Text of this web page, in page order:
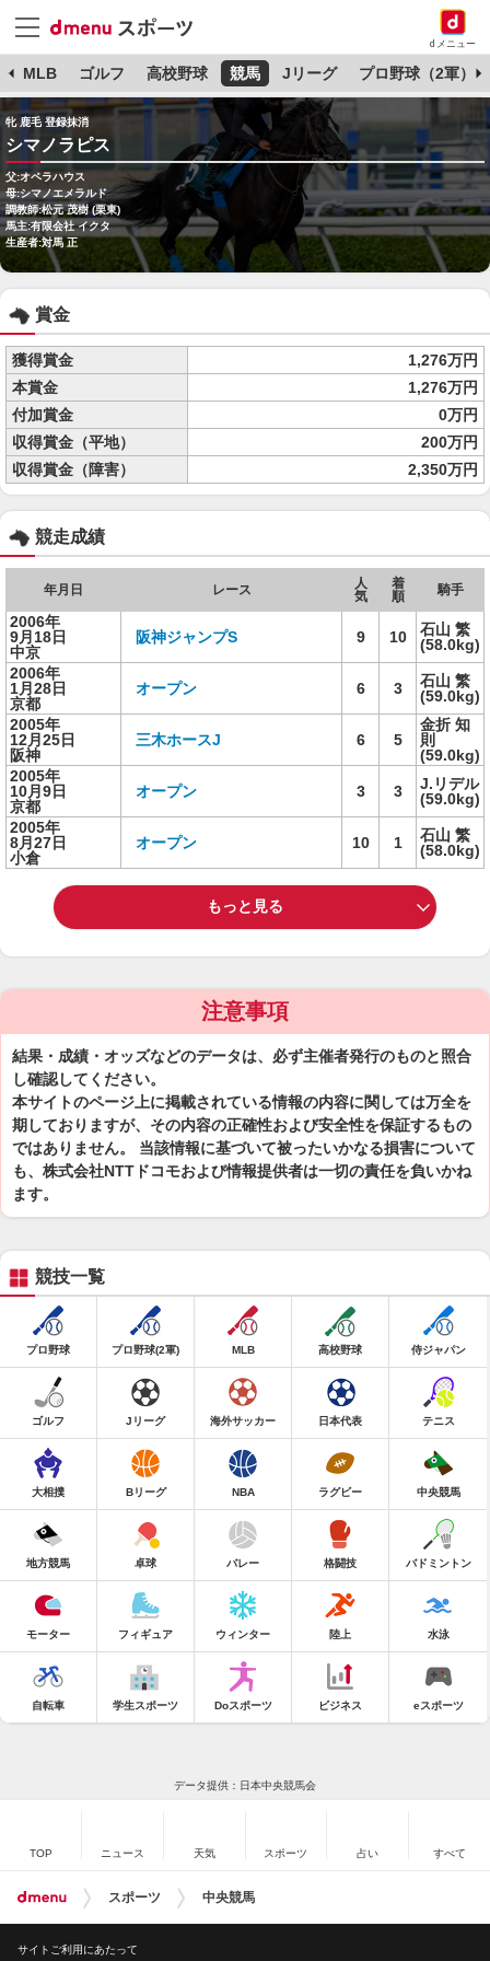
dメニュー
MLB ゴルフ 高校野球 競馬 Jリーグ プロ野球（2軍）
牝 鹿毛 登録抹消
シマノラピス
父:オペラハウス
母:シマノエメラルド
調教師:松元 茂樹 (栗東)
馬主:有限会社 イクタ
生産者:対馬 正
賞金
獲得賞金
1,276万円
本賞金
1,276万円
付加賞金
0万円
収得賞金（平地）
200万円
収得賞金（障害）
2,350万円
競走成績
年月日 レース
人
気
着
順
騎手
2006年
9月18日
中京
阪神ジャンプS 9 10
石山 繁
(58.0kg)
2006年
1月28日
京都
オープン 6 3
石山 繁
(59.0kg)
2005年
12月25日
阪神
三木ホースJ 6 5
金折 知
則
(59.0kg)
2005年
10月9日
京都
オープン 3 3
J.リデル
(59.0kg)
2005年
8月27日
小倉
オープン 10 1
石山 繁
(58.0kg)
もっと見る
注意事項
結果・成績・オッズなどのデータは、必ず主催者発行のものと照合
し確認してください。
本サイトのページ上に掲載されている情報の内容に関しては万全を
期しておりますが、その内容の正確性および安全性を保証するもの
ではありません。 当該情報に基づいて被ったいかなる損害について
も、株式会社NTTドコモおよび情報提供者は一切の責任を負いかね
ます。
競技一覧
プロ野球 プロ野球(2軍) MLB 高校野球 侍ジャパン
ゴルフ Jリーグ 海外サッカー 日本代表 テニス
大相撲 Bリーグ NBA ラグビー 中央競馬
地方競馬 卓球 バレー 格闘技 バドミントン
モーター フィギュア ウィンター 陸上 水泳
自転車 学生スポーツ Doスポーツ ビジネス eスポーツ
データ提供：日本中央競馬会
TOP ニュース 天気 スポーツ 占い すべて
スポーツ 中央競馬
サイトご利用にあたって